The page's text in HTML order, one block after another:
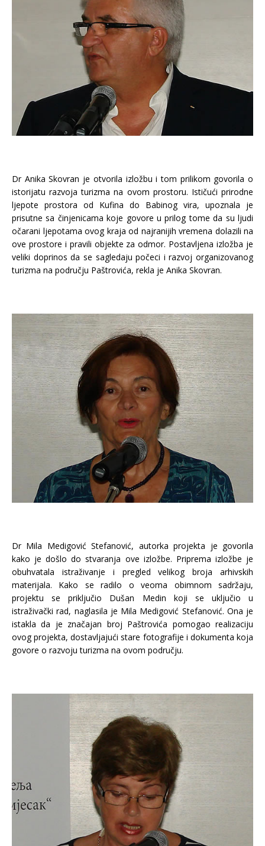
Dr Anika Skovran je otvorila izložbu i tom prilikom govorila o
istorijatu razvoja turizma na ovom prostoru. Ističući prirodne
ljepote prostora od Kufina do Babinog vira, upoznala je
prisutne sa činjenicama koje govore u prilog tome da su ljudi
očarani ljepotama ovog kraja od najranijih vremena dolazili na
ove prostore i pravili objekte za odmor. Postavljena izložba je
veliki doprinos da se sagledaju počeci i razvoj organizovanog
turizma na području Paštrovića, rekla je Anika Skovran.
Dr Mila Medigović Stefanović, autorka projekta je govorila
kako je došlo do stvaranja ove izložbe. Priprema izložbe je
obuhvatala istraživanje i pregled velikog broja arhivskih
materijala. Kako se radilo o veoma obimnom sadržaju,
projektu se priključio Dušan Medin koji se uključio u
istraživački rad, naglasila je Mila Medigović Stefanović. Ona je
istakla da je značajan broj Paštrovića pomogao realizaciju
ovog projekta, dostavljajući stare fotografije i dokumenta koja
govore o razvoju turizma na ovom području.